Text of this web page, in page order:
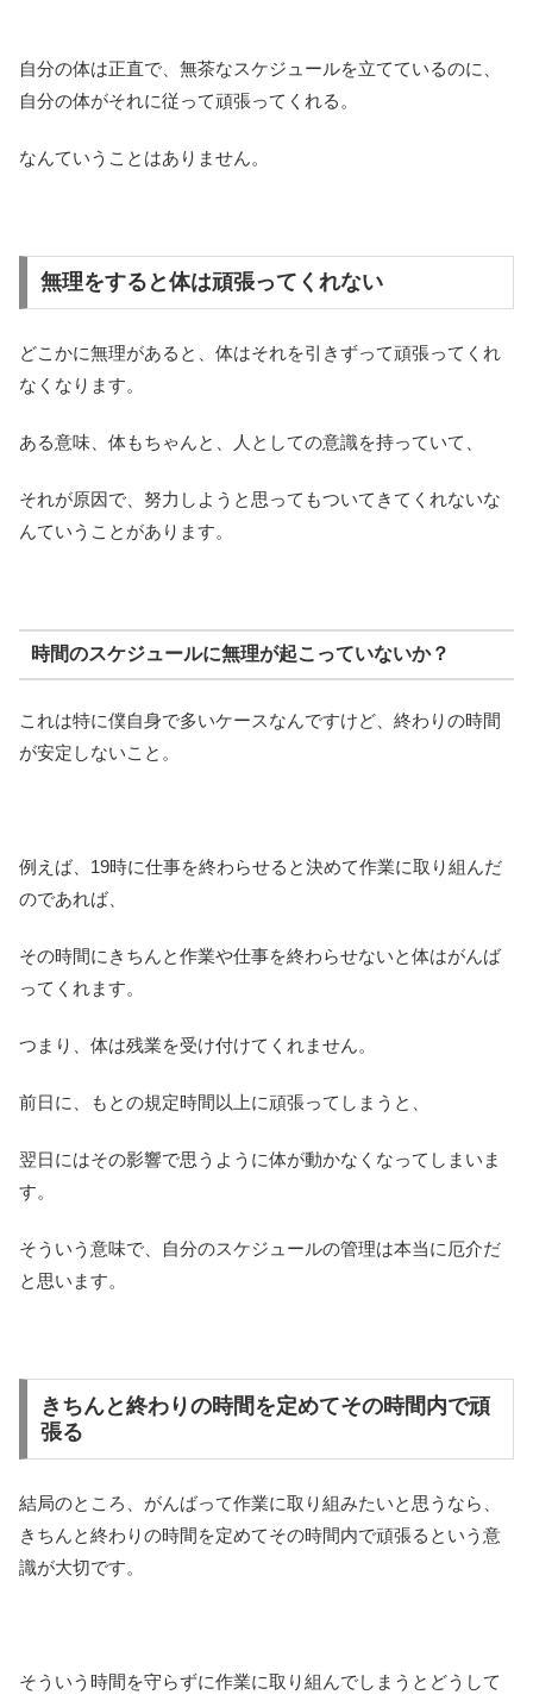
自分の体は正直で、無茶なスケジュールを立てているのに、
自分の体がそれに従って頑張ってくれる。
なんていうことはありません。
無理をすると体は頑張ってくれない
どこかに無理があると、体はそれを引きずって頑張ってくれ
なくなります。
ある意味、体もちゃんと、人としての意識を持っていて、
それが原因で、努力しようと思ってもついてきてくれないな
んていうことがあります。
時間のスケジュールに無理が起こっていないか？
これは特に僕自身で多いケースなんですけど、終わりの時間
が安定しないこと。
例えば、19時に仕事を終わらせると決めて作業に取り組んだ
のであれば、
その時間にきちんと作業や仕事を終わらせないと体はがんば
ってくれます。
つまり、体は残業を受け付けてくれません。
前日に、もとの規定時間以上に頑張ってしまうと、
翌日にはその影響で思うように体が動かなくなってしまいま
す。
そういう意味で、自分のスケジュールの管理は本当に厄介だ
と思います。
きちんと終わりの時間を定めてその時間内で頑
張る
結局のところ、がんばって作業に取り組みたいと思うなら、
きちんと終わりの時間を定めてその時間内で頑張るという意
識が大切です。
そういう時間を守らずに作業に取り組んでしまうとどうして